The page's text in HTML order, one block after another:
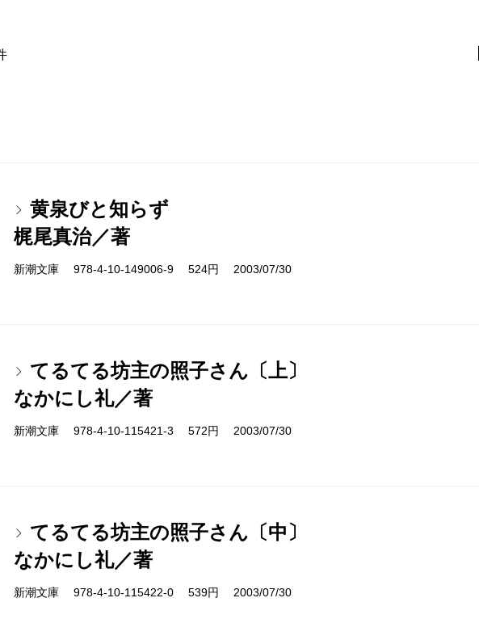
黄泉びと知らず
梶尾真治／著
新潮文庫 978-4-10-149006-9 524円 2003/07/30
てるてる坊主の照子さん〔上〕
なかにし礼／著
新潮文庫 978-4-10-115421-3 572円 2003/07/30
てるてる坊主の照子さん〔中〕
なかにし礼／著
新潮文庫 978-4-10-115422-0 539円 2003/07/30